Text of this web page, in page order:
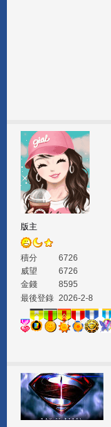
版主
積分
6726
威望
6726
金錢
8595
最後登錄 2026-2-8